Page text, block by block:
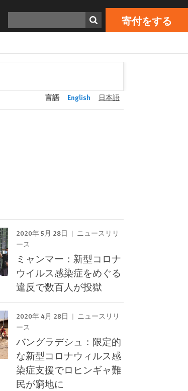
寄付をする
Print 寄付をする
言語 English 日本語
2020年 5月 28日
ニュースリリ
ース
ミャンマー：新型コロナ
ウイルス感染症をめぐる
違反で数百人が投獄
2020年 4月 28日
ニュースリリ
ース
バングラデシュ：限定的
な新型コロナウィルス感
染症支援でロヒンギャ難
民が窮地に